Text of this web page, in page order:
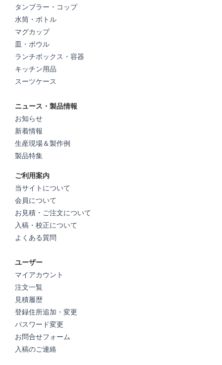
タンブラー・コップ
水筒・ボトル
マグカップ
皿・ボウル
ランチボックス・容器
キッチン用品
スーツケース
ニュース・製品情報
お知らせ
新着情報
生産現場＆製作例
製品特集
ご利用案内
当サイトについて
会員について
お見積・ご注文について
入稿・校正について
よくある質問
ユーザー
マイアカウント
注文一覧
見積履歴
登録住所追加・変更
パスワード変更
お問合せフォーム
入稿のご連絡